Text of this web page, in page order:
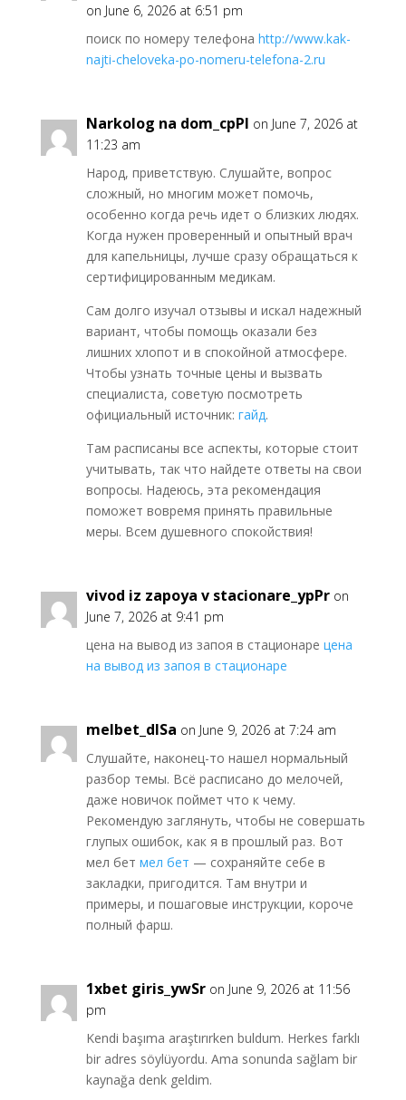
on June 6, 2026 at 6:51 pm
поиск по номеру телефона http://www.kak-
najti-cheloveka-po-nomeru-telefona-2.ru
Narkolog na dom_cpPl on June 7, 2026 at
11:23 am
Народ, приветствую. Слушайте, вопрос
сложный, но многим может помочь,
особенно когда речь идет о близких людях.
Когда нужен проверенный и опытный врач
для капельницы, лучше сразу обращаться к
сертифицированным медикам.
Сам долго изучал отзывы и искал надежный
вариант, чтобы помощь оказали без
лишних хлопот и в спокойной атмосфере.
Чтобы узнать точные цены и вызвать
специалиста, советую посмотреть
официальный источник: гайд.
Там расписаны все аспекты, которые стоит
учитывать, так что найдете ответы на свои
вопросы. Надеюсь, эта рекомендация
поможет вовремя принять правильные
меры. Всем душевного спокойствия!
vivod iz zapoya v stacionare_ypPr on
June 7, 2026 at 9:41 pm
цена на вывод из запоя в стационаре цена
на вывод из запоя в стационаре
melbet_dlSa on June 9, 2026 at 7:24 am
Слушайте, наконец-то нашел нормальный
разбор темы. Всё расписано до мелочей,
даже новичок поймет что к чему.
Рекомендую заглянуть, чтобы не совершать
глупых ошибок, как я в прошлый раз. Вот
мел бет мел бет — сохраняйте себе в
закладки, пригодится. Там внутри и
примеры, и пошаговые инструкции, короче
полный фарш.
1xbet giris_ywSr on June 9, 2026 at 11:56
pm
Kendi başıma araştırırken buldum. Herkes farklı
bir adres söylüyordu. Ama sonunda sağlam bir
kaynağa denk geldim.